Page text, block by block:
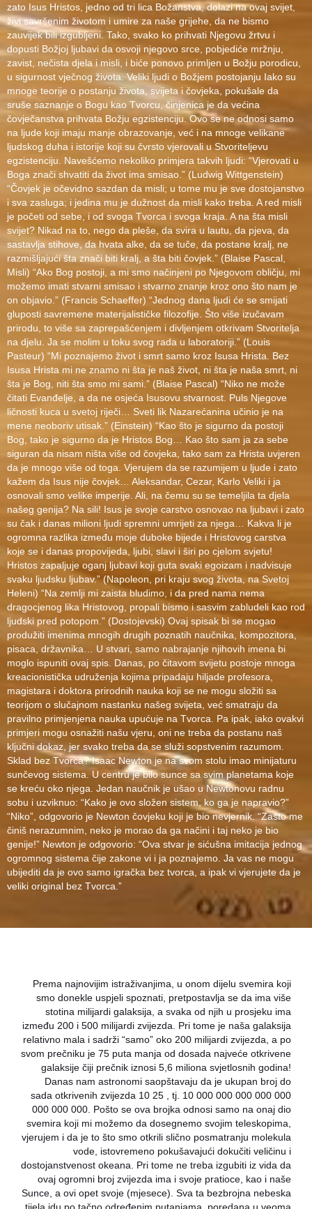
zato Isus Hristos, jedno od tri lica Božanstva, dolazi na ovaj svijet,
živi savršenim životom i umire za naše grijehe, da ne bismo
zauvijek bili izgubljeni. Tako, svako ko prihvati Njegovu žrtvu i
dopusti Božjoj ljubavi da osvoji njegovo srce, pobjediće mržnju,
zavist, nečista djela i misli, i biće ponovo primljen u Božju porodicu,
u sigurnost vječnog života. Veliki ljudi o Božjem postojanju Iako su
mnoge teorije o postanju života, svijeta i čovjeka, pokušale da
sruše saznanje o Bogu kao Tvorcu, činjenica je da većina
čovječanstva prihvata Božju egzistenciju. Ovo se ne odnosi samo
na ljude koji imaju manje obrazovanje, već i na mnoge velikane
ljudskog duha i istorije koji su čvrsto vjerovali u Stvoriteljevu
egzistenciju. Navešćemo nekoliko primjera takvih ljudi: “Vjerovati u
Boga znači shvatiti da život ima smisao.” (Ludwig Wittgenstein)
“Čovjek je očevidno sazdan da misli; u tome mu je sve dostojanstvo
i sva zasluga; i jedina mu je dužnost da misli kako treba. A red misli
je početi od sebe, i od svoga Tvorca i svoga kraja. A na šta misli
svijet? Nikad na to, nego da pleše, da svira u lautu, da pjeva, da
sastavlja stihove, da hvata alke, da se tuče, da postane kralj, ne
razmišljajući šta znači biti kralj, a šta biti čovjek.” (Blaise Pascal,
Misli) “Ako Bog postoji, a mi smo načinjeni po Njegovom obličju, mi
možemo imati stvarni smisao i stvarno znanje kroz ono što nam je
on objavio.” (Francis Schaeffer) “Jednog dana ljudi će se smijati
gluposti savremene materijalističke filozofije. Što više izučavam
prirodu, to više sa zaprepašćenjem i divljenjem otkrivam Stvoritelja
na djelu. Ja se molim u toku svog rada u laboratoriji.” (Louis
Pasteur) “Mi poznajemo život i smrt samo kroz Isusa Hrista. Bez
Isusa Hrista mi ne znamo ni šta je naš život, ni šta je naša smrt, ni
šta je Bog, niti šta smo mi sami.” (Blaise Pascal) “Niko ne može
čitati Evanđelje, a da ne osjeća Isusovu stvarnost. Puls Njegove
ličnosti kuca u svetoj riječi… Sveti lik Nazarećanina učinio je na
mene neoboriv utisak.” (Einstein) “Kao što je sigurno da postoji
Bog, tako je sigurno da je Hristos Bog… Kao što sam ja za sebe
siguran da nisam ništa više od čovjeka, tako sam za Hrista uvjeren
da je mnogo više od toga. Vjerujem da se razumijem u ljude i zato
kažem da Isus nije čovjek… Aleksandar, Cezar, Karlo Veliki i ja
osnovali smo velike imperije. Ali, na čemu su se temeljila ta djela
našeg genija? Na sili! Isus je svoje carstvo osnovao na ljubavi i zato
su čak i danas milioni ljudi spremni umrijeti za njega… Kakva li je
ogromna razlika između moje duboke bijede i Hristovog carstva
koje se i danas propovijeda, ljubi, slavi i širi po cjelom svjetu!
Hristos zapaljuje oganj ljubavi koji guta svaki egoizam i nadvisuje
svaku ljudsku ljubav.” (Napoleon, pri kraju svog života, na Svetoj
Heleni) “Na zemlji mi zaista bludimo, i da pred nama nema
dragocjenog lika Hristovog, propali bismo i sasvim zabludeli kao rod
ljudski pred potopom.” (Dostojevski) Ovaj spisak bi se mogao
produžiti imenima mnogih drugih poznatih naučnika, kompozitora,
pisaca, državnika… U stvari, samo nabrajanje njihovih imena bi
moglo ispuniti ovaj spis. Danas, po čitavom svijetu postoje mnoga
kreacionistička udruženja kojima pripadaju hiljade profesora,
magistara i doktora prirodnih nauka koji se ne mogu složiti sa
teorijom o slučajnom nastanku našeg svijeta, već smatraju da
pravilno primjenjena nauka upućuje na Tvorca. Pa ipak, iako ovakvi
primjeri mogu osnažiti našu vjeru, oni ne treba da postanu naš
ključni dokaz, jer svako treba da se služi sopstvenim razumom.
Sklad bez Tvorca? Isaac Newton je na svom stolu imao minijaturu
sunčevog sistema. U centru je bilo sunce sa svim planetama koje
se kreću oko njega. Jedan naučnik je ušao u Newtonovu radnu
sobu i uzviknuo: “Kako je ovo složen sistem, ko ga je napravio?”
“Niko”, odgovorio je Newton čovjeku koji je bio nevjernik. “Zašto me
činiš nerazumnim, neko je morao da ga načini i taj neko je bio
genije!” Newton je odgovorio: “Ova stvar je sićušna imitacija jednog
ogromnog sistema čije zakone vi i ja poznajemo. Ja vas ne mogu
ubijediti da je ovo samo igračka bez tvorca, a ipak vi vjerujete da je
veliki original bez Tvorca.”
Prema najnovijim istraživanjima, u onom dijelu svemira koji
smo donekle uspjeli spoznati, pretpostavlja se da ima više
stotina milijardi galaksija, a svaka od njih u prosjeku ima
između 200 i 500 milijardi zvijezda. Pri tome je naša galaksija
relativno mala i sadrži “samo” oko 200 milijardi zvijezda, a po
svom prečniku je 75 puta manja od dosada najveće otkrivene
galaksije čiji prečnik iznosi 5,6 miliona svjetlosnih godina!
Danas nam astronomi saopštavaju da je ukupan broj do
sada otkrivenih zvijezda 10 25 , tj. 10 000 000 000 000 000
000 000 000. Pošto se ova brojka odnosi samo na onaj dio
svemira koji mi možemo da dosegnemo svojim teleskopima,
vjerujem i da je to što smo otkrili slično posmatranju molekula
vode, istovremeno pokušavajući dokučiti veličinu i
dostojanstvenost okeana. Pri tome ne treba izgubiti iz vida da
ovaj ogromni broj zvijezda ima i svoje pratioce, kao i naše
Sunce, a ovi opet svoje (mjesece). Sva ta bezbrojna nebeska
tijela idu po tačno određenim putanjama, poredana u veoma